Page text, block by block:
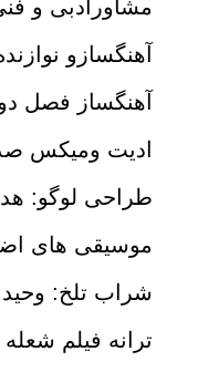
مشاورادبی و
آهنگسازو
آهنگساز فصل
ادیت ومیکس
طراحی لوگو:
موسیقی های
شراب تلخ: وحید
ترانه فیلم شعله